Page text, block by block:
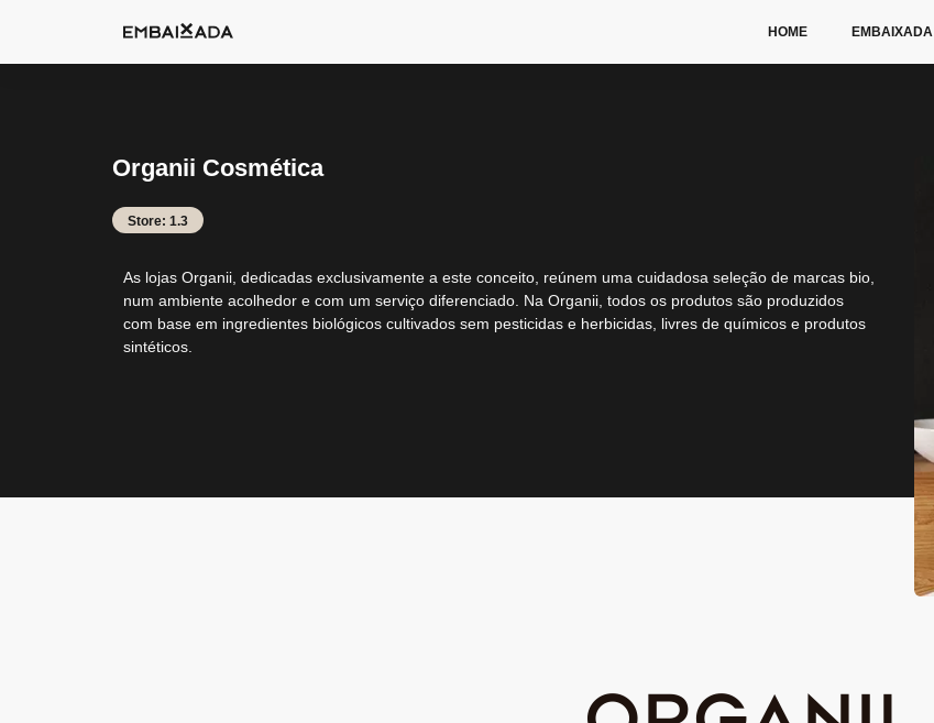
HOME EMBAIXADA
Organii Cosmética
Store: 1.3
As lojas Organii, dedicadas exclusivamente a este conceito, reúnem uma cuidadosa seleção de marcas bio,
num ambiente acolhedor e com um serviço diferenciado. Na Organii, todos os produtos são produzidos
com base em ingredientes biológicos cultivados sem pesticidas e herbicidas, livres de químicos e produtos
sintéticos.